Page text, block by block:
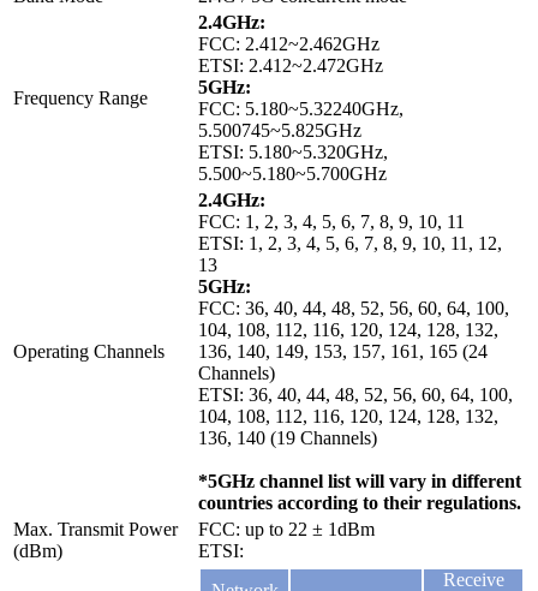
Frequency Range
2.4GHz:
FCC: 2.412~2.462GHz
ETSI: 2.412~2.472GHz
5GHz:
FCC: 5.180~5.32240GHz,
5.500745~5.825GHz
ETSI: 5.180~5.320GHz,
5.500~5.180~5.700GHz
Operating Channels
2.4GHz:
FCC: 1, 2, 3, 4, 5, 6, 7, 8, 9, 10, 11
ETSI: 1, 2, 3, 4, 5, 6, 7, 8, 9, 10, 11, 12,
13
5GHz:
FCC: 36, 40, 44, 48, 52, 56, 60, 64, 100,
104, 108, 112, 116, 120, 124, 128, 132,
136, 140, 149, 153, 157, 161, 165 (24
Channels)
ETSI: 36, 40, 44, 48, 52, 56, 60, 64, 100,
104, 108, 112, 116, 120, 124, 128, 132,
136, 140 (19 Channels)
*5GHz channel list will vary in different
countries according to their regulations.
Max. Transmit Power
(dBm)
FCC: up to 22 ± 1dBm
ETSI:
Receive